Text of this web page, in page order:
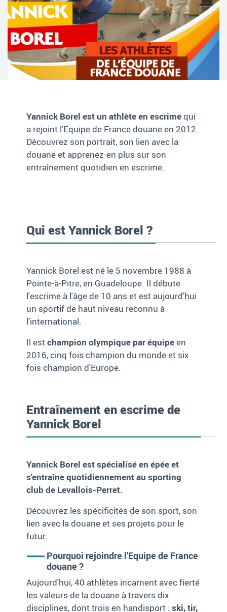
Yannick Borel est un athlète en escrimequi
a rejoint l'Equipe de France douane en 2012.
Découvrez son portrait, son lien avec la
douane et apprenez-en plus sur son
entraînement quotidien en escrime.
Qui est Yannick Borel ?
Yannick Borel est né le 5 novembre 1988 à
Pointe-à-Pitre, en Guadeloupe. Il débute
l'escrime à l'âge de 10 ans et est aujourd'hui
un sportif de haut niveau reconnu à
l'international.
Il est champion olympique par équipeen
2016, cinq fois champion du monde et six
fois champion d'Europe.
Entraînement en escrime de
Yannick Borel
Yannick Borel est spécialisé en épée et
s'entraîne quotidiennement au sporting
club de Levallois-Perret.
Découvrez les spécificités de son sport, son
lien avec la douane et ses projets pour le
futur.
Pourquoi rejoindre l'Equipe de France
douane ?
Aujourd'hui, 40 athlètes incarnent avec fierté
les valeurs de la douane à travers dix
disciplines, dont trois en handisport : ski, tir,